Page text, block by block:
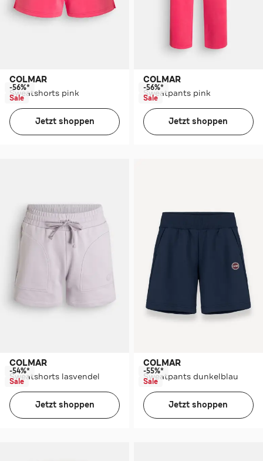
COLMAR
Sweatshorts pink
-56%*
Sale
Jetzt shoppen
COLMAR
Sweatpants pink
-56%*
Sale
Jetzt shoppen
COLMAR
Sweatshorts lasvendel
-54%*
Sale
Jetzt shoppen
COLMAR
Sweatpants dunkelblau
-55%*
Sale
Jetzt shoppen